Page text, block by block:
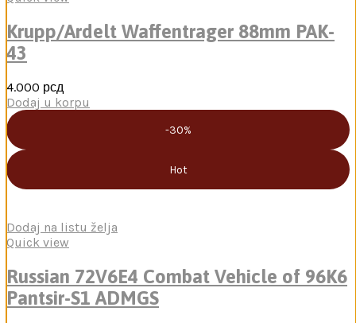
Krupp/Ardelt Waffentrager 88mm PAK-
43
4.000 рсд
Dodaj u korpu
-30%
Hot
Dodaj na listu želja
Quick view
Russian 72V6E4 Combat Vehicle of 96K6
Pantsir-S1 ADMGS